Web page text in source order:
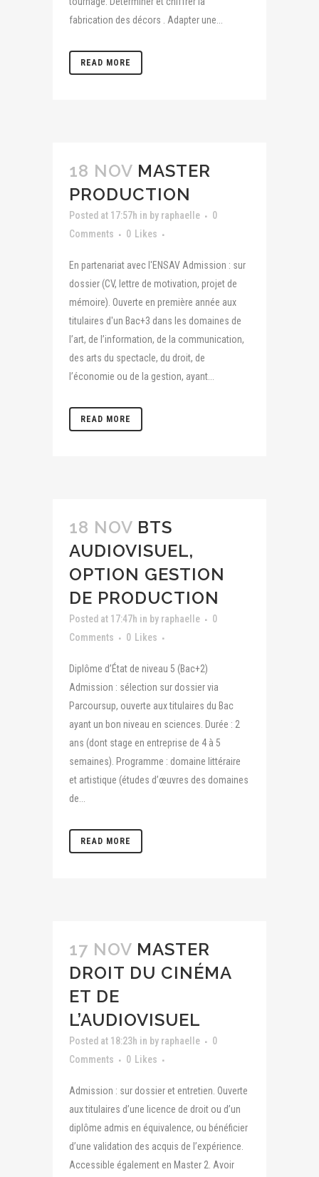
fabrication des décors . Adapter une...
READ MORE
18 NOV MASTER
PRODUCTION
Posted at 17:57h in by raphaelle
0
Comments
0 Likes
En partenariat avec l'ENSAV Admission : sur
dossier (CV, lettre de motivation, projet de
mémoire). Ouverte en première année aux
titulaires d'un Bac+3 dans les domaines de
l’art, de l’information, de la communication,
des arts du spectacle, du droit, de
l’économie ou de la gestion, ayant...
READ MORE
18 NOV BTS
AUDIOVISUEL,
OPTION GESTION
DE PRODUCTION
Posted at 17:47h in by raphaelle
0
Comments
0 Likes
Diplôme d’État de niveau 5 (Bac+2)
Admission : sélection sur dossier via
Parcoursup, ouverte aux titulaires du Bac
ayant un bon niveau en sciences. Durée : 2
ans (dont stage en entreprise de 4 à 5
semaines). Programme : domaine littéraire
et artistique (études d’œuvres des domaines
de...
READ MORE
17 NOV MASTER
DROIT DU CINÉMA
ET DE
L’AUDIOVISUEL
Posted at 18:23h in by raphaelle
0
Comments
0 Likes
Admission : sur dossier et entretien. Ouverte
aux titulaires d’une licence de droit ou d’un
diplôme admis en équivalence, ou bénéficier
d’une validation des acquis de l’expérience.
Accessible également en Master 2. Avoir